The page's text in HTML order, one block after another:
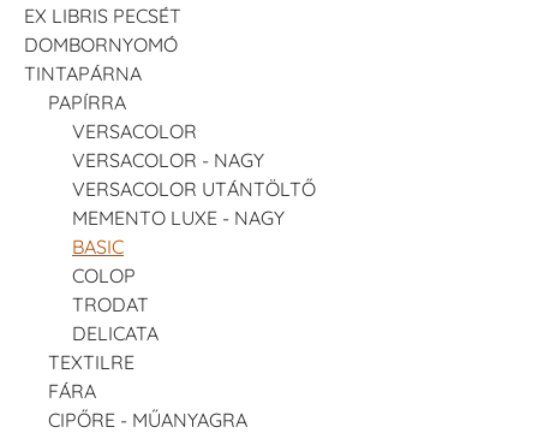
EX LIBRIS PECSÉT
DOMBORNYOMÓ
TINTAPÁRNA
PAPÍRRA
VERSACOLOR
VERSACOLOR - NAGY
VERSACOLOR UTÁNTÖLTŐ
MEMENTO LUXE - NAGY
BASIC
COLOP
TRODAT
DELICATA
TEXTILRE
FÁRA
CIPŐRE - MŰANYAGRA